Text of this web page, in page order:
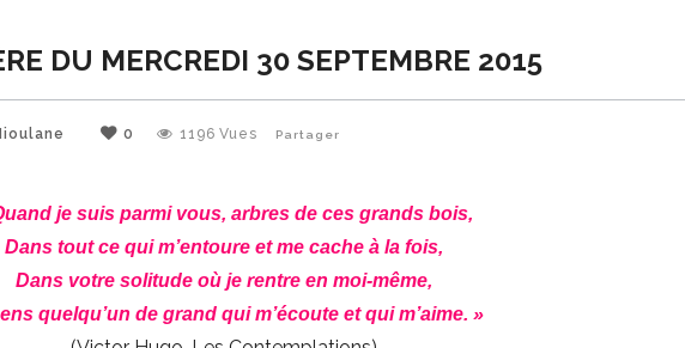
DU MERCREDI 30 SEPTEMBRE 2015
0 1196 Vues Partager
je suis parmi vous, arbres de ces grands bois,
Dans tout ce qui m’entoure et me cache à la fois,
Dans votre solitude où je rentre en moi-même,
quelqu’un de grand qui m’écoute et qui m’aime. »